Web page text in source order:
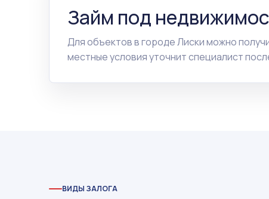
Займ под
Для объектов в городе Лиски можно
местные условия уточнит специалист
ВИДЫ ЗАЛОГА